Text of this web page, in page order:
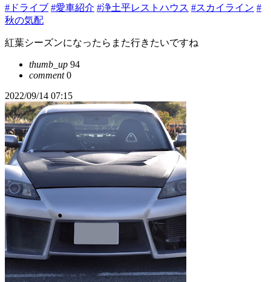
#ドライブ #愛車紹介 #浄土平レストハウス #スカイライン #
秋の気配
紅葉シーズンになったらまた行きたいですね
thumb_up 94
comment0
2022/09/14 07:15